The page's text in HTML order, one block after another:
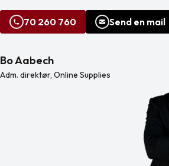
70 260 760 Send en mail
Bo Aabech
Adm. direktør, Online Supplies